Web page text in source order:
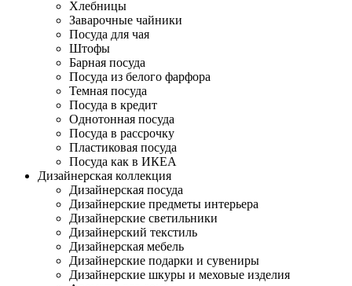
Хлебницы
Заварочные чайники
Посуда для чая
Штофы
Барная посуда
Посуда из белого фарфора
Темная посуда
Посуда в кредит
Однотонная посуда
Посуда в рассрочку
Пластиковая посуда
Посуда как в ИКЕА
Дизайнерская коллекция
Дизайнерская посуда
Дизайнерские предметы интерьера
Дизайнерские светильники
Дизайнерский текстиль
Дизайнерская мебель
Дизайнерские подарки и сувениры
Дизайнерские шкуры и меховые изделия